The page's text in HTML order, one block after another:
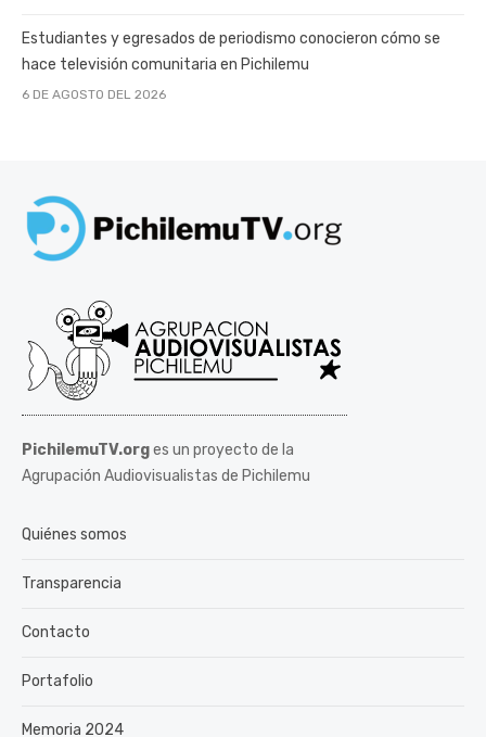
Estudiantes y egresados de periodismo conocieron cómo se
hace televisión comunitaria en Pichilemu
6 DE AGOSTO DEL 2026
PichilemuTV.orges un proyecto de la
Agrupación Audiovisualistas de Pichilemu
Quiénes somos
Transparencia
Contacto
Portafolio
Memoria 2024